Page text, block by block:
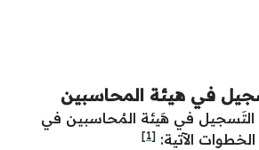
في هيئة المحاسبين
التَسجيل في هَيئة المُحاسبين في
الآتية: [1]